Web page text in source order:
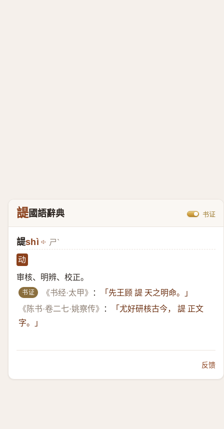
諟國語辭典 书证
諟shì ㄕˋ
动
审核、明辨、校正。
书证 《书经·太甲》 ：
「先王顾 諟 天之明命。」
《陈书·卷二七·姚察传》
：
「尤好研核古今， 諟 正文
字。」
反馈